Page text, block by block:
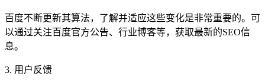
百度不断更新其算法，了解并适应这些变化是非常重要的。可
以通过关注百度官方公告、行业博客等，获取最新的SEO信
息。
3. 用户反馈